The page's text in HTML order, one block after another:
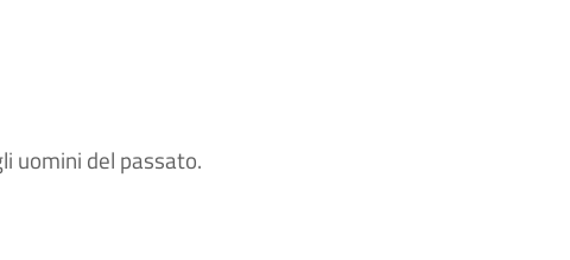
uomini del passato.